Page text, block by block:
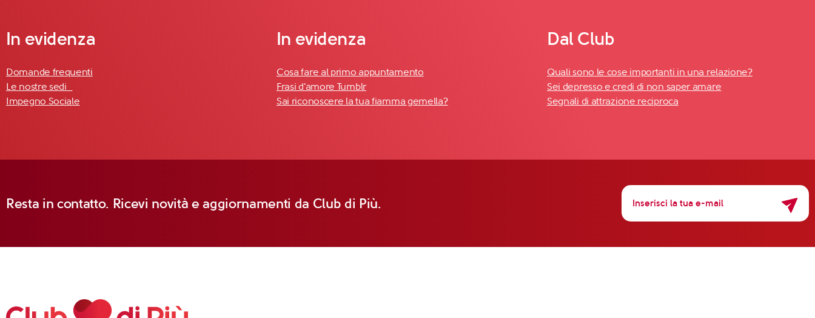
In evidenza
Domande frequenti
Le nostre sedi
Impegno Sociale
In evidenza
Cosa fare al primo appuntamento
Frasi d'amore Tumblr
Sai riconoscere la tua fiamma gemella?
Dal Club
Quali sono le cose importanti in una relazione?
Sei depresso e credi di non saper amare
Segnali di attrazione reciproca
Resta in contatto. Ricevi novità e aggiornamenti da Club di Più.